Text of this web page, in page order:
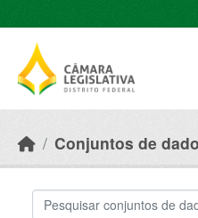
Conjuntos de